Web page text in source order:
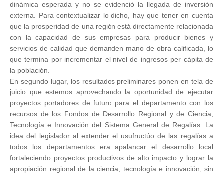
dinámica esperada y no se evidenció la llegada de inversión
externa. Para contextualizar lo dicho, hay que tener en cuenta
que la prosperidad de una región está directamente relacionada
con la capacidad de sus empresas para producir bienes y
servicios de calidad que demanden mano de obra calificada, lo
que termina por incrementar el nivel de ingresos per cápita de
la población.
En segundo lugar, los resultados preliminares ponen en tela de
juicio que estemos aprovechando la oportunidad de ejecutar
proyectos portadores de futuro para el departamento con los
recursos de los Fondos de Desarrollo Regional y de Ciencia,
Tecnología e Innovación del Sistema General de Regalías. La
idea del legislador al extender el usufructúo de las regalías a
todos los departamentos era apalancar el desarrollo local
fortaleciendo proyectos productivos de alto impacto y lograr la
apropiación regional de la ciencia, tecnología e innovación; sin